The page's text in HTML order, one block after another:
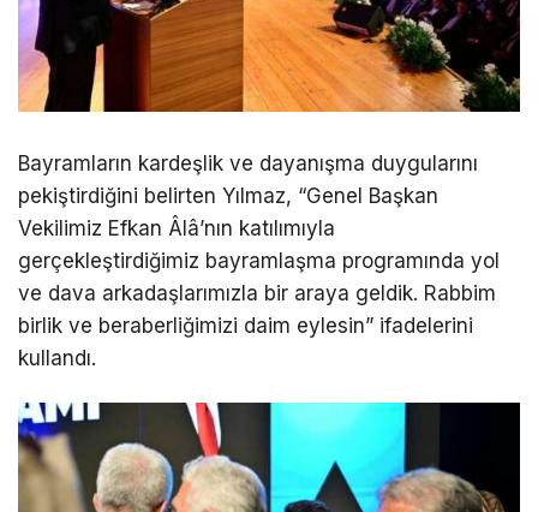
Bayramların kardeşlik ve dayanışma duygularını
pekiştirdiğini belirten Yılmaz, “Genel Başkan
Vekilimiz Efkan Âlâ’nın katılımıyla
gerçekleştirdiğimiz bayramlaşma programında yol
ve dava arkadaşlarımızla bir araya geldik. Rabbim
birlik ve beraberliğimizi daim eylesin” ifadelerini
kullandı.